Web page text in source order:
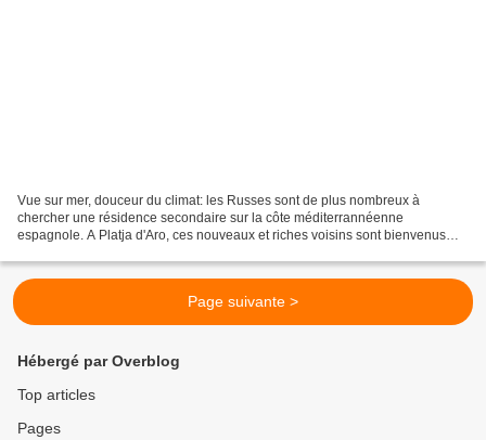
Vue sur mer, douceur du climat: les Russes sont de plus nombreux à
chercher une résidence secondaire sur la côte méditerrannéenne
espagnole. A Platja d'Aro, ces nouveaux et riches voisins sont bienvenus
Page suivante >
Hébergé par Overblog
Top articles
Pages